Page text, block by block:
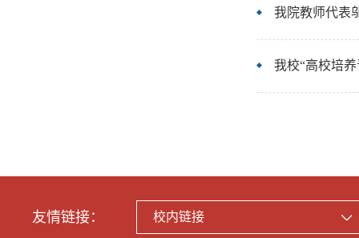
我院教师代表
我校“高校培
友情链接： 校内链接